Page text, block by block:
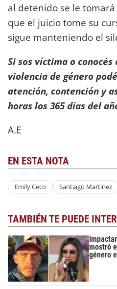
al detenido se le tomará
que el juicio tome su
sigue manteniendo el
Si sos víctima o
violencia de género
atención, contención y
horas los 365 días del
A.E
EN ESTA NOTA
Emily Ceco Santiago Martinez
TAMBIÉN TE PUEDE
mostró
género